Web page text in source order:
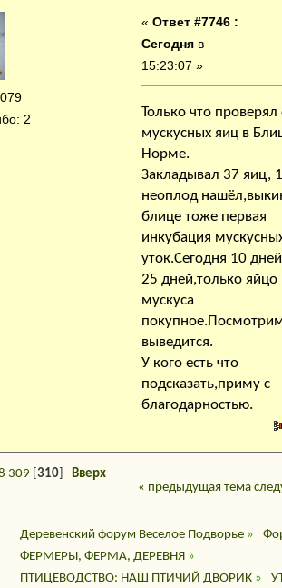
2
« Ответ #7746 :
Сегодня в
15:23:07 »
Только что
мускусных яиц в
Норме.
Закладывал 37 яиц, 1
неоплод
блице тоже первая
инкубация
уток.Сегодня 10
25 дней,только яйцо
мускуса
выведится.
У кого есть что
подсказать,приму с
благодарностью.
309 [310 ]Вверх
« предыдущая тема
Деревенский форум Веселое Подворье»
ФЕРМЕРЫ, ФЕРМА, ДЕРЕВНЯ»
ПТИЦЕВОДСТВО: НАШ ПТИЧИЙ ДВОРИК»